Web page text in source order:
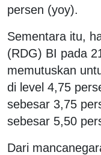
persen (yoy).
Sementara itu,
(RDG) BI pada
memutuskan
di level 4,75
sebesar 3,75
sebesar 5,50
Dari